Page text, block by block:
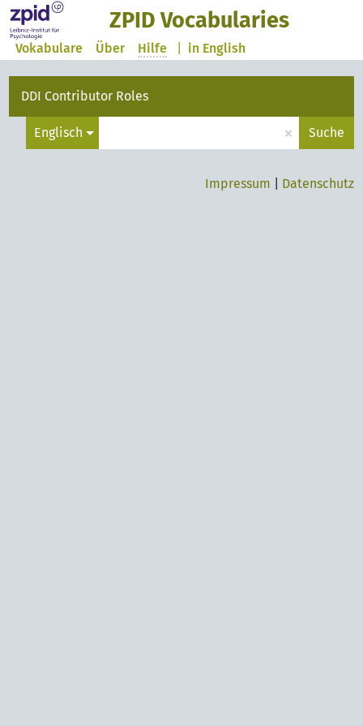
ZPID Vocabularies
in English
Vokabulare Über Hilfe
DDI Contributor Roles
Englisch × Suche
Impressum Datenschutz